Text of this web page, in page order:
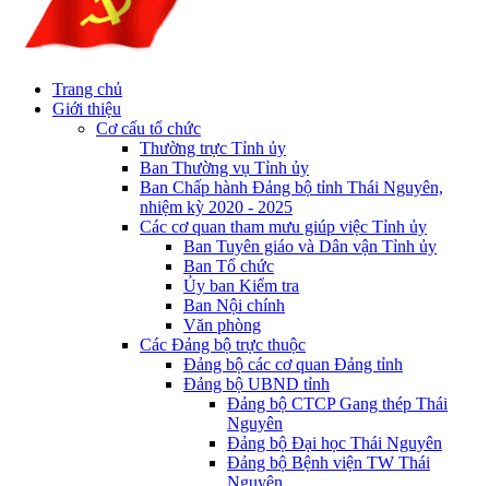
Trang chủ
Giới thiệu
Cơ cấu tổ chức
Thường trực Tỉnh ủy
Ban Thường vụ Tỉnh ủy
Ban Chấp hành Đảng bộ tỉnh Thái Nguyên,
nhiệm kỳ 2020 - 2025
Các cơ quan tham mưu giúp việc Tỉnh ủy
Ban Tuyên giáo và Dân vận Tỉnh ủy
Ban Tổ chức
Ủy ban Kiểm tra
Ban Nội chính
Văn phòng
Các Đảng bộ trực thuộc
Đảng bộ các cơ quan Đảng tỉnh
Đảng bộ UBND tỉnh
Đảng bộ CTCP Gang thép Thái
Nguyên
Đảng bộ Đại học Thái Nguyên
Đảng bộ Bệnh viện TW Thái
Nguyên